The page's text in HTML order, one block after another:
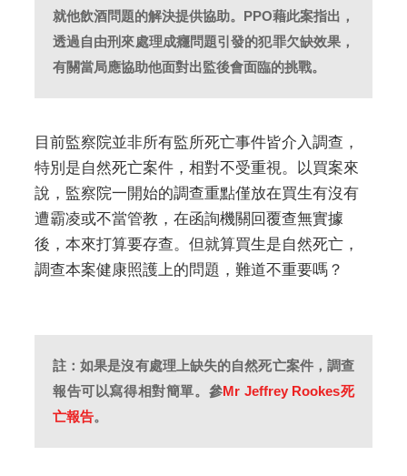
就他飲酒問題的解決提供協助。PPO藉此案指出，
透過自由刑來處理成癮問題引發的犯罪欠缺效果，
有關當局應協助他面對出監後會面臨的挑戰。
目前監察院並非所有監所死亡事件皆介入調查，
特別是自然死亡案件，相對不受重視。以買案來
說，監察院一開始的調查重點僅放在買生有沒有
遭霸凌或不當管教，在函詢機關回覆查無實據
後，本來打算要存查。但就算買生是自然死亡，
調查本案健康照護上的問題，難道不重要嗎？
註：如果是沒有處理上缺失的自然死亡案件，調查
報告可以寫得相對簡單。參Mr Jeffrey Rookes死
亡報告。